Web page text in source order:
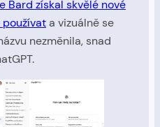
Bard získal skvělé nové
používata vizuálně se
nezměnila, snad